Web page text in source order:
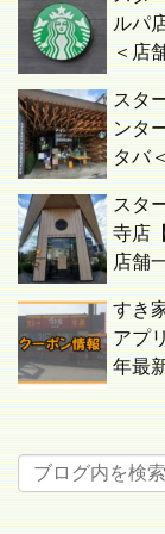
ルパ
＜店
スタ
ンタ
タバ
スタ
寺店
店舗
すき
アプ
年最